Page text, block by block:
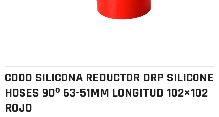
CODO SILICONA REDUCTOR DRP SILICONE
HOSES 90º 63-51MM LONGITUD 102×102
ROJO